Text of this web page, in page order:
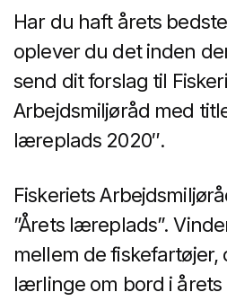
Har du haft årets
oplever du det inden
send dit forslag til
Arbejdsmiljøråd med
læreplads 2020″.
Fiskeriets
”Årets læreplads”.
mellem de fiskefartøjer,
lærlinge om bord i